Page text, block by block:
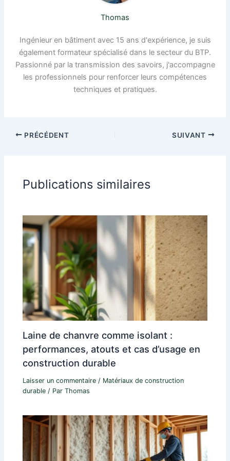
Thomas
Ingénieur en bâtiment avec 15 ans d'expérience, je suis
également formateur spécialisé dans le secteur du BTP.
Passionné par la transmission des savoirs, j'accompagne
les professionnels pour renforcer leurs compétences
techniques et pratiques.
PRÉCÉDENT SUIVANT
Publications similaires
Laine de chanvre comme isolant :
performances, atouts et cas d’usage en
construction durable
Laisser un commentaire / Matériaux de construction
durable / ParThomas